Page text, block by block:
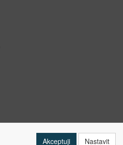
Akceptuji Nastavit